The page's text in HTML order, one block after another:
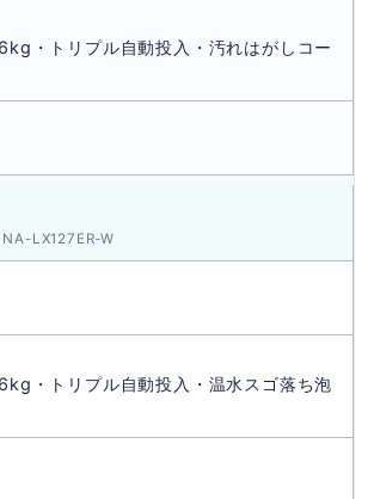
・トリプル自動投入・汚れはがしコー
LX127ER-W
・トリプル自動投入・温水スゴ落ち泡